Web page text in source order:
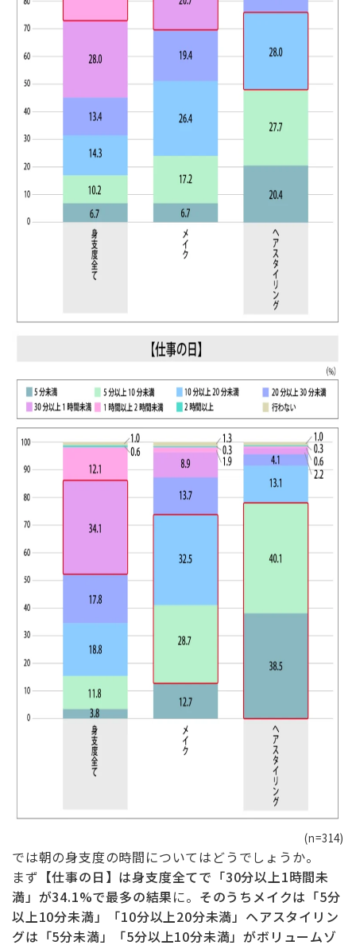
(n=314)
では朝の身支度の時間についてはどうでしょうか。
まず 【仕事の日】は身支度全てで「30分以上1時間未
満」が34.1%で最多の結果に。 そのうちメイクは「5分
以上10分未満」「10分以上20分未満」ヘアスタイリン
グは「5分未満」「5分以上10分未満」がボリュームゾ